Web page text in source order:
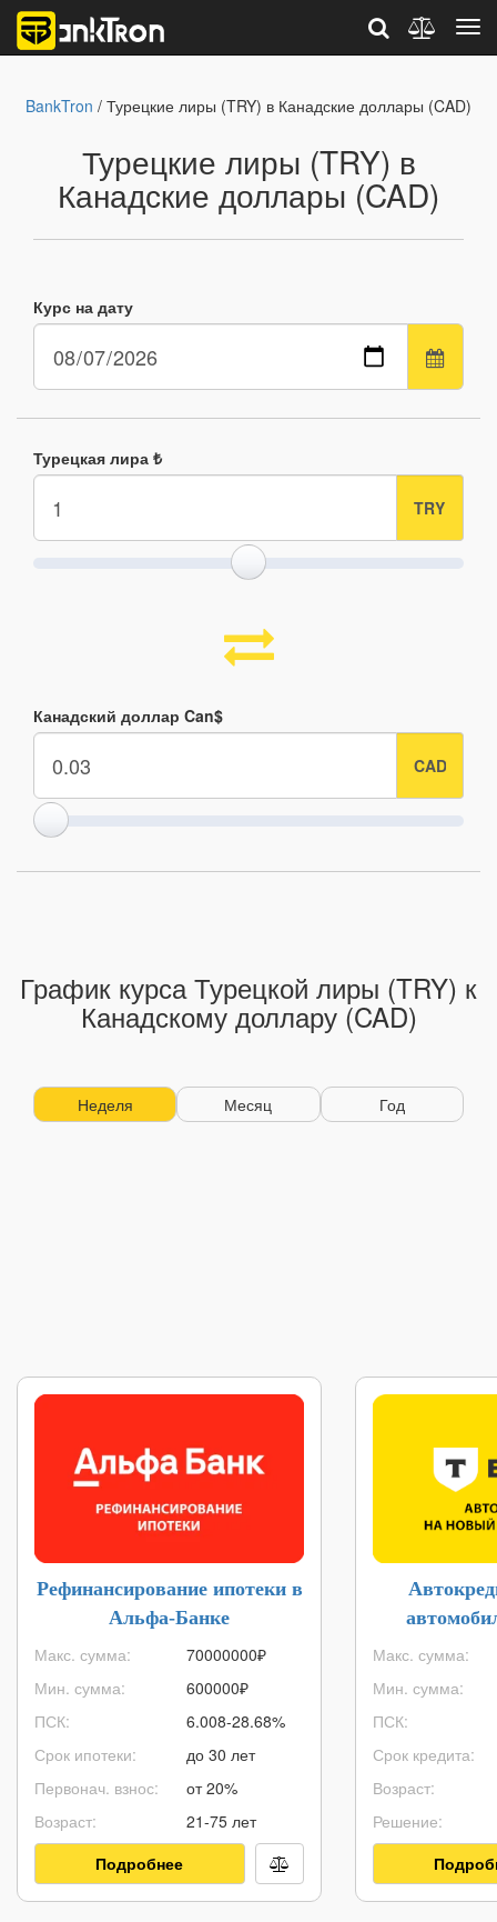
BankTron / Турецкие лиры (TRY) в Канадские доллары (CAD)
Турецкие лиры (TRY) в
Канадские доллары (CAD)
Курс на дату
Турецкая лира ₺
Канадский доллар Can$
График курса Турецкой лиры (TRY) к
Канадскому доллару (CAD)
Неделя Месяц Год
Рефинансирование ипотеки в
Альфа-Банке
Макс. сумма:
Мин. сумма:
ПСК:
Срок ипотеки:
Первонач. взнос:
Возраст:
70000000₽
600000₽
6.008-28.68%
до 30 лет
от 20%
21-75 лет
Подробнее
Макс. сумма:
Мин. сумма:
ПСК:
Срок кредита:
Возраст:
Решение: